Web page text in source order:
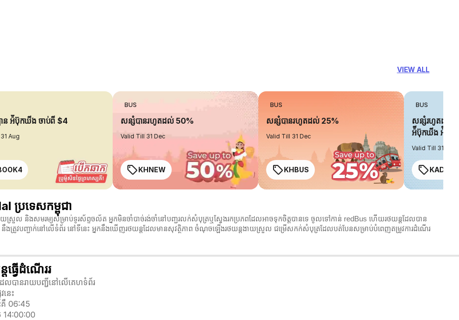
VIEW ALL
ន អ៉ីប៊ុកឃីង ចាប់ពី $4
Aug
BUS
សន្សំបានរហូតដល់ 50%
Valid Till 31 Dec
KHNEW
BUS
សន្សំបានរហូតដល់ 25%
Valid Till 31 Dec
KHBUS
BUS
សន្សំរហូតដល់
អ៉ីប៊ុកឃីង អ៉ិចប្
Valid Till 31 Dec
KADO20
ប្រទេសកម្ពុជា
យស្រួល និងសមរម្យសម្រាប់ទូរស័ព្ទចល័ត អ្នកមិនចាំបាច់រង់ចាំនៅបញ្ជរលក់សំបុត្រឬស្វែងរកប្រភពដែលអាចទុកចិត្តបានទេ ចូលទៅកាន់ redBus ហើយរថយន្តដែលបាន
នឹងត្រូវបញ្ជាក់នៅលើទំព័រ នៅទីនេះ អ្នកនឹងឃើញរថយន្តដែលមានសុវត្ថិភាព ចំណុចឡើងរថយន្តងាយស្រួល ជម្រើសកក់សំបុត្រដែលបត់បែនសម្រាប់បំពេញតម្រូវការដំណើរ
វើដំណើររ
ែលបានរាយបញ្ជីនៅលើគេហទំព័រ
នេះ
គឺ 06:45
14:00:00